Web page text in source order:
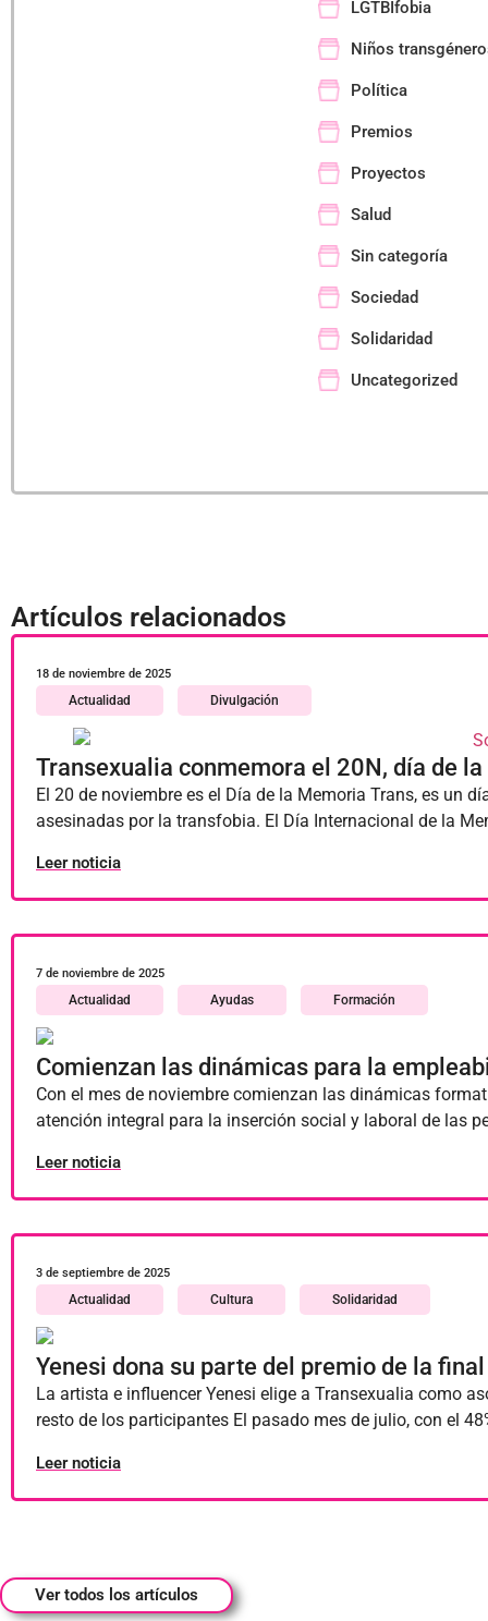
LGTBIfobia
Niños
Política
Premios
Proyectos
Salud
Sin categoría
Sociedad
Solidaridad
Uncategorized
Artículos relacionados
18 de noviembre de 2025
Actualidad Divulgación
Transexualia conmemora el 20N, día de
El 20 de noviembre es el Día de la Memoria Trans, es un
asesinadas por la transfobia. El Día Internacional de la
Leer noticia
7 de noviembre de 2025
Actualidad Ayudas Formación
Comienzan las dinámicas para la
Con el mes de noviembre comienzan las dinámicas
atención integral para la inserción social y laboral de las
Leer noticia
3 de septiembre de 2025
Actualidad Cultura Solidaridad
Yenesi dona su parte del premio de la
La artista e influencer Yenesi elige a Transexualia como
resto de los participantes El pasado mes de julio, con el
Leer noticia
Ver todos los artículos